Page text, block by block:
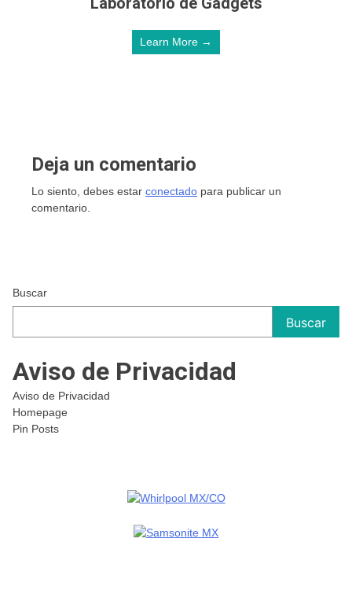
Learn More →
Deja un comentario
Lo siento, debes estar conectado para publicar un
comentario.
Buscar
Buscar
Aviso de Privacidad
Aviso de Privacidad
Homepage
Pin Posts